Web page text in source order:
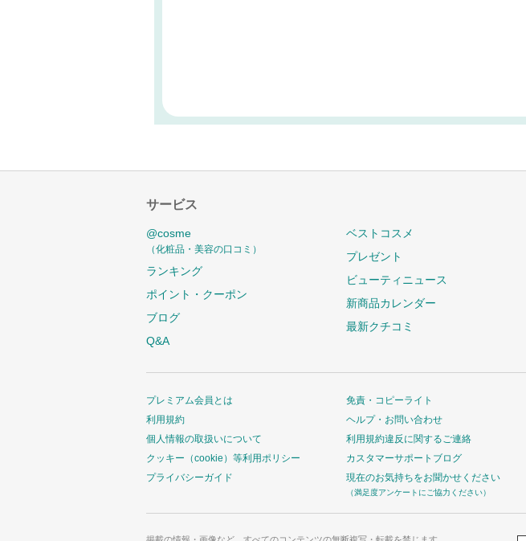
サービス
@cosme
（化粧品・美容の口コミ）
ランキング
ポイント・クーポン
ブログ
Q&A
ベストコスメ
プレゼント
ビューティニュース
新商品カレンダー
最新クチコミ
プレミアム会員とは
利用規約
個人情報の取扱いについて
クッキー（cookie）等利用ポリシー
プライバシーガイド
免責・コピーライト
ヘルプ・お問い合わせ
利用規約違反に関するご連絡
カスタマーサポートブログ
現在のお気持ちをお聞かせください
（満足度アンケートにご協力ください）